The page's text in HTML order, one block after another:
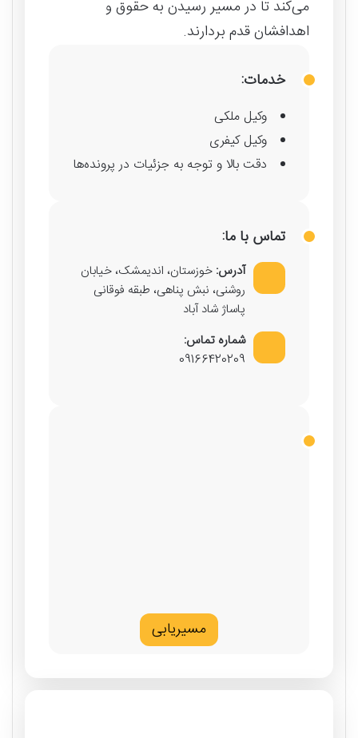
می‌کند تا در مسیر رسیدن به حقوق و
اهدافشان قدم بردارند.
خدمات:
وکیل ملکی
وکیل کیفری
دقت بالا و توجه به جزئیات در پرونده‌ها
تماس با ما:
آدرس: خوزستان، اندیمشک، خیابان
روشنی، نبش پناهی، طبقه فوقانی
پاساژ شاد آباد
شماره تماس:
09166420209
مسیریابی